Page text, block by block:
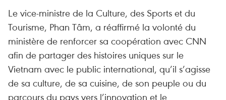
Le vice-ministre de la Culture, des Sports et du
Tourisme, Phan Tâm, a réaffirmé la volonté du
ministère de renforcer sa coopération avec CNN
afin de partager des histoires uniques sur le
Vietnam avec le public international, qu’il s’agisse
de sa culture, de sa cuisine, de son peuple ou du
parcours du pays vers l’innovation et le